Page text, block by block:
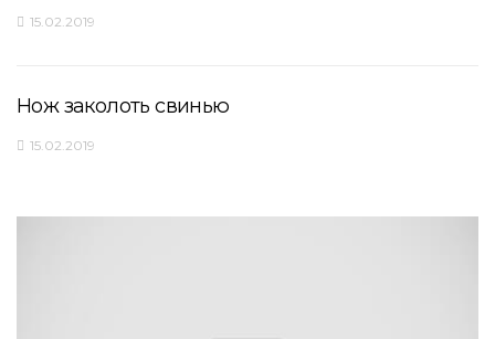
15.02.2019
Нож заколоть свинью
15.02.2019